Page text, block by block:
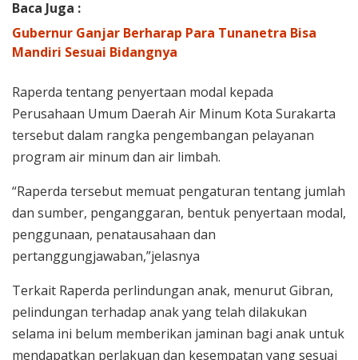
Baca Juga :
Gubernur Ganjar Berharap Para Tunanetra Bisa
Mandiri Sesuai Bidangnya
Raperda tentang penyertaan modal kepada
Perusahaan Umum Daerah Air Minum Kota Surakarta
tersebut dalam rangka pengembangan pelayanan
program air minum dan air limbah.
“Raperda tersebut memuat pengaturan tentang jumlah
dan sumber, penganggaran, bentuk penyertaan modal,
penggunaan, penatausahaan dan
pertanggungjawaban,”jelasnya
Terkait Raperda perlindungan anak, menurut Gibran,
pelindungan terhadap anak yang telah dilakukan
selama ini belum memberikan jaminan bagi anak untuk
mendapatkan perlakuan dan kesempatan yang sesuai